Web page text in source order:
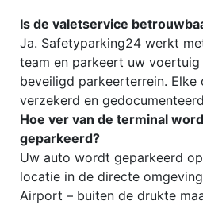
Is de valetservice
Ja. Safetyparking24 werkt
team en parkeert uw voertuig
beveiligd parkeerterrein. Elke
verzekerd en
Hoe ver van de terminal
geparkeerd?
Uw auto wordt geparkeerd
locatie in de directe
Airport – buiten de drukte